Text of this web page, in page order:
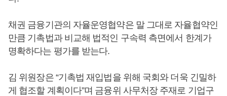
채권 금융기관의 자율운영협약은 말 그대로 자율협약인
만큼 기촉법과 비교해 법적인 구속력 측면에서 한계가
명확하다는 평가를 받는다.
김 위원장은 “기촉법 재입법을 위해 국회와 더욱 긴밀하
게 협조할 계획이다”며 금융위 사무처장 주재로 기업구